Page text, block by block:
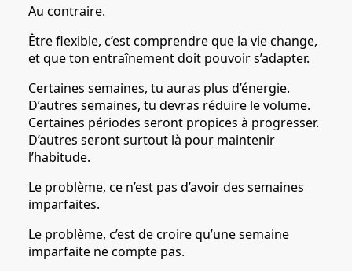
Au contraire.
Être flexible, c’est comprendre que la vie change,
et que ton entraînement doit pouvoir s’adapter.
Certaines semaines, tu auras plus d’énergie.
D’autres semaines, tu devras réduire le volume.
Certaines périodes seront propices à progresser.
D’autres seront surtout là pour maintenir
l’habitude.
Le problème, ce n’est pas d’avoir des semaines
imparfaites.
Le problème, c’est de croire qu’une semaine
imparfaite ne compte pas.